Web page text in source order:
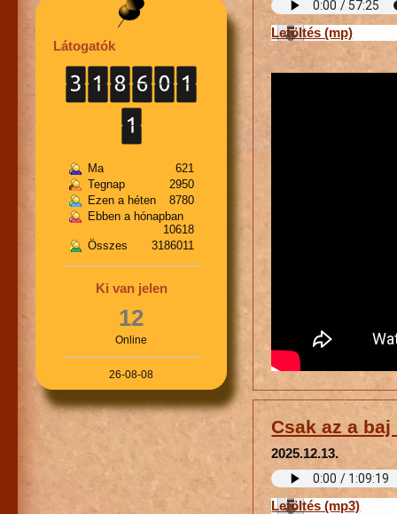
Látogatók
Ma
621
Tegnap
2950
Ezen a héten
8780
Ebben a hónapban
10618
Összes
3186011
Ki van jelen
12
Online
26-08-08
Letöltés (mp)
Csak az a baj
2025.12.13.
Letöltés (mp3)